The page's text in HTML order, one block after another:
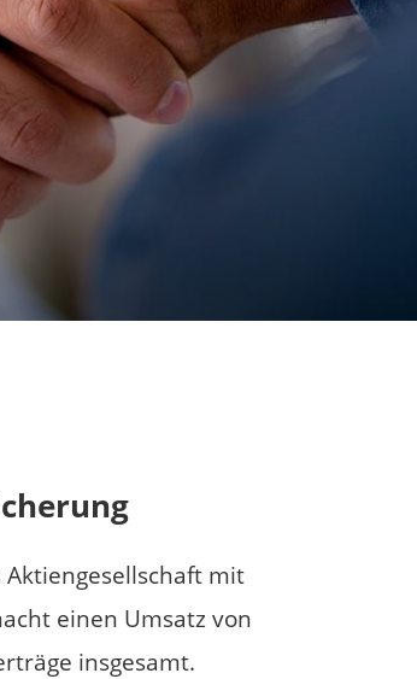
mit
einen Umsatz von
insgesamt.